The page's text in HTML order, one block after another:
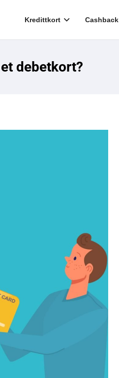
Kredittkort Cashback
debetkort?